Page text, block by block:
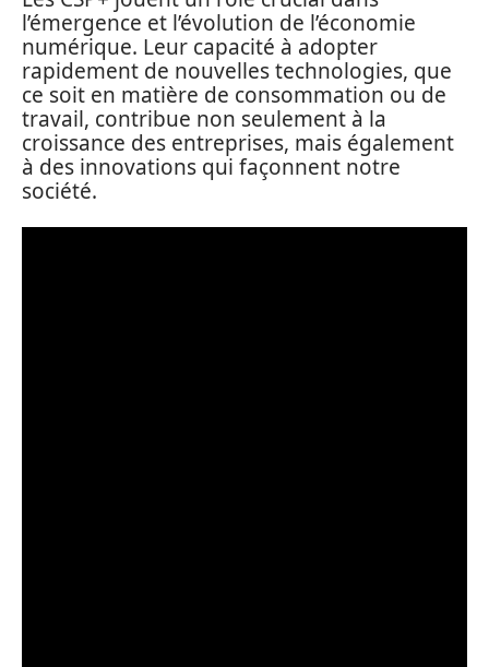
l’émergence et l’évolution de l’économie
numérique. Leur capacité à adopter
rapidement de nouvelles technologies, que
ce soit en matière de consommation ou de
travail, contribue non seulement à la
croissance des entreprises, mais également
à des innovations qui façonnent notre
société.